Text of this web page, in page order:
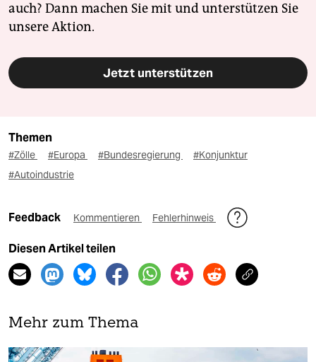
auch? Dann machen Sie mit und unterstützen Sie
unsere Aktion.
Jetzt unterstützen
Themen
#Zölle #Europa #Bundesregierung
#Konjunktur
#Autoindustrie
Feedback Kommentieren Fehlerhinweis
Diesen Artikel teilen
Mehr zum Thema